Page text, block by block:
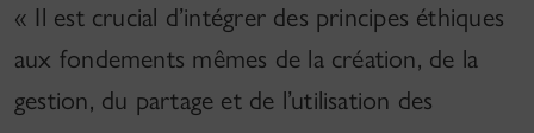
« Il est crucial d’intégrer des principes éthiques
aux fondements mêmes de la création, de la
gestion, du partage et de l’utilisation des